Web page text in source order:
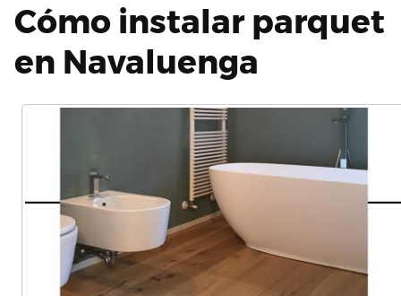
Cómo instalar parquet
en Navaluenga